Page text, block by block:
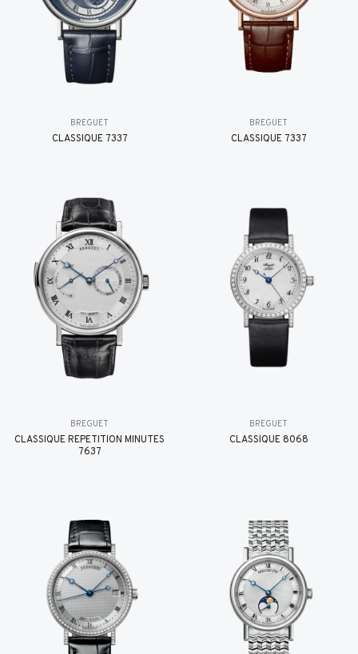
BREGUET
CLASSIQUE 7337
BREGUET
CLASSIQUE 7337
BREGUET
CLASSIQUE RÉPÉTITION MINUTES
7637
BREGUET
CLASSIQUE 8068